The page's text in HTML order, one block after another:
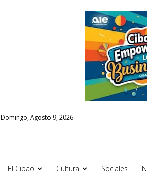
Domingo, Agosto 9, 2026
El Cibao Cultura Sociales